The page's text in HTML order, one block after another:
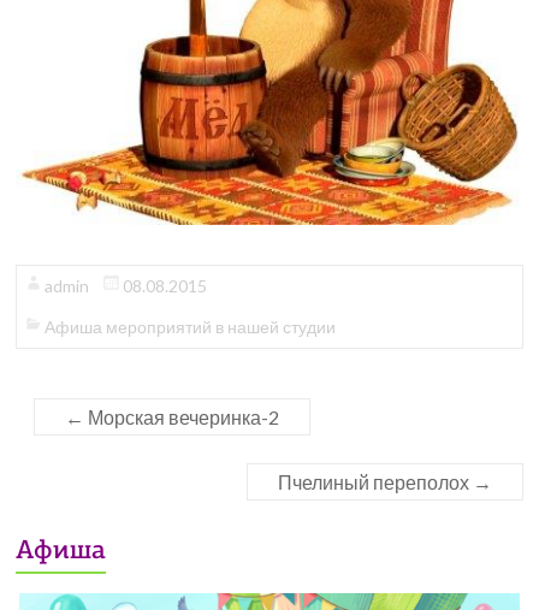
admin
08.08.2015
Афиша мероприятий в нашей студии
← Морская вечеринка-2
Пчелиный переполох →
Афиша